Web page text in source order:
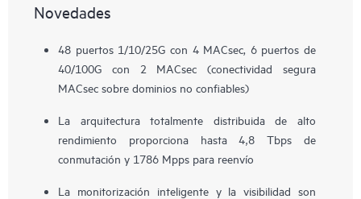
Novedades
48 puertos 1/10/25G con 4 MACsec, 6 puertos de
40/100G con 2 MACsec (conectividad segura
MACsec sobre dominios no confiables)
La arquitectura totalmente distribuida de alto
rendimiento proporciona hasta 4,8 Tbps de
conmutación y 1786 Mpps para reenvío
La monitorización inteligente y la visibilidad son